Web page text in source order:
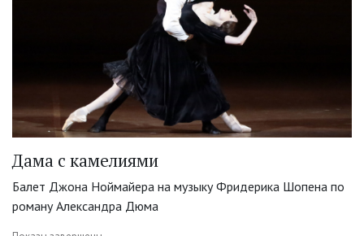
Дама с камелиями
Балет Джона Ноймайера на музыку Фридерика Шопена по
роману Александра Дюма